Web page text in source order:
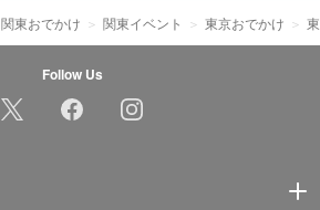
関東おでかけ 関東イベント 東京おでかけ
Follow Us